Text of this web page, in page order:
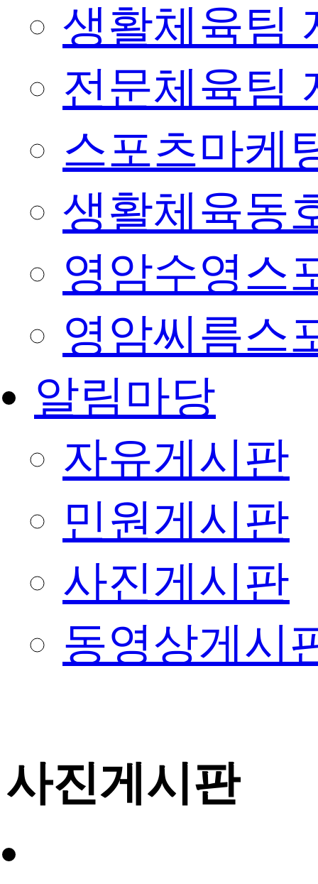
생활체육팀
전문체육팀
스포츠마케
생활체육동
영암수영스
영암씨름스
알림마당
자유게시판
민원게시판
사진게시판
동영상게시
사진게시판